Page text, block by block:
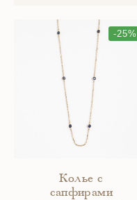
-25%
Колье с
сапфирами